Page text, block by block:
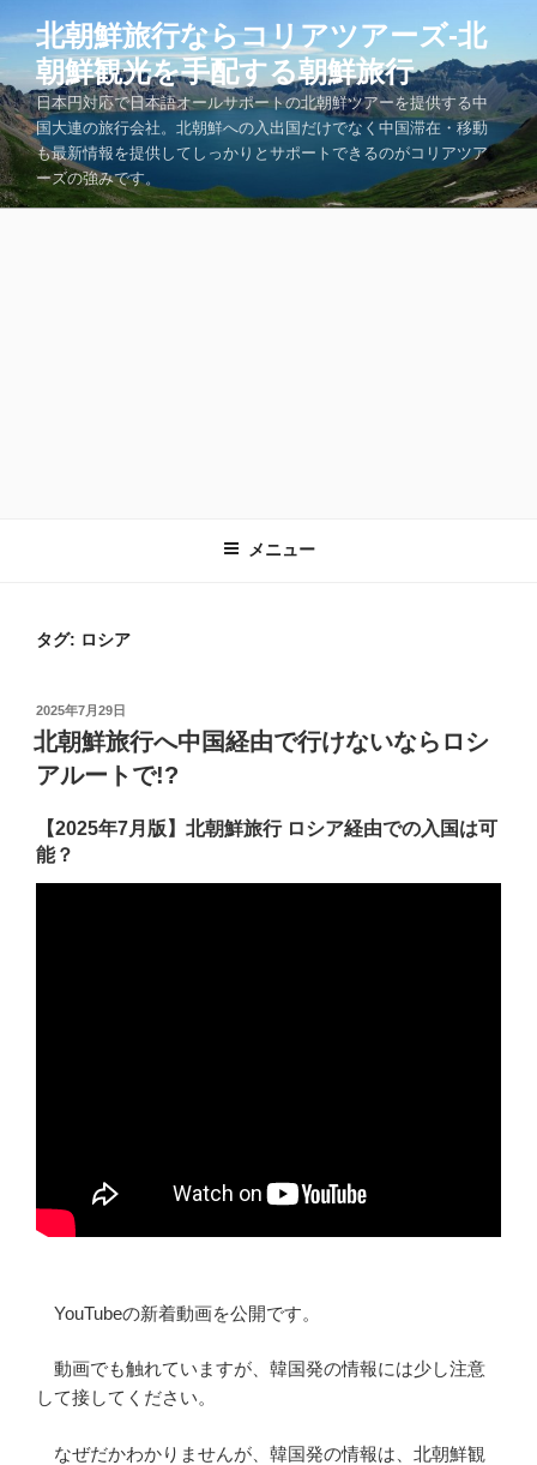
ン
テ
ン
ツ
へ
ス
キ
北朝鮮旅行ならコリアツアーズ-北
朝鮮観光を手配する朝鮮旅行
日本円対応で日本語オールサポートの北朝鮮ツアーを提供する中
国大連の旅行会社。北朝鮮への入出国だけでなく中国滞在・移動
も最新情報を提供してしっかりとサポートできるのがコリアツア
ーズの強みです。
メニュー
タグ: ロシア
投
稿
日:
2025年7月29日
北朝鮮旅行へ中国経由で行けないならロシ
アルートで!?
【2025年7月版】北朝鮮旅行 ロシア経由での入国は可
能？
YouTubeの新着動画を公開です。
動画でも触れていますが、韓国発の情報には少し注意
して接してください。
なぜだかわかりませんが、韓国発の情報は、北朝鮮観